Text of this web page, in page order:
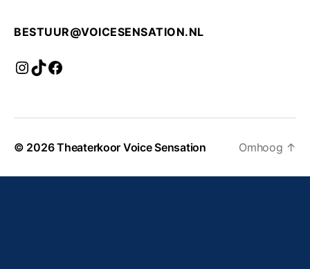
BESTUUR@VOICESENSATION.NL
Instagram
TikTok
Facebook
© 2026Theaterkoor Voice Sensation Omhoog ↑